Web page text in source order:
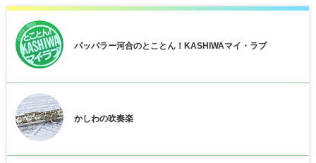
パッパラー河合のとことん！KASHIWAマイ・ラブ
かしわの吹奏楽